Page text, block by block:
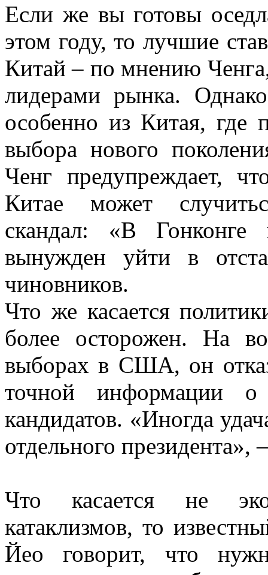
Если же вы готовы
этом году, то лучшие
Китай – по мнению
лидерами рынка.
особенно из Китая, где
выбора нового
Ченг предупреждает,
Китае может
скандал: «В Гонконге
вынужден уйти в
чиновников.
Что же касается
более осторожен. На
выборах в США, он
точной информации
кандидатов. «Иногда
отдельного президента»,
Что касается не
катаклизмов, то
Йео говорит, что